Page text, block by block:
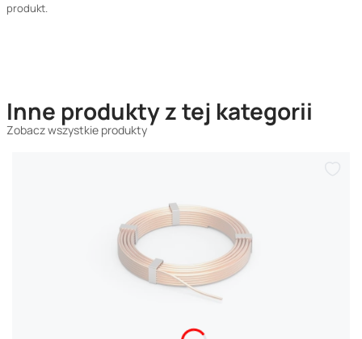
produkt.
Inne produkty z tej kategorii
Zobacz wszystkie produkty